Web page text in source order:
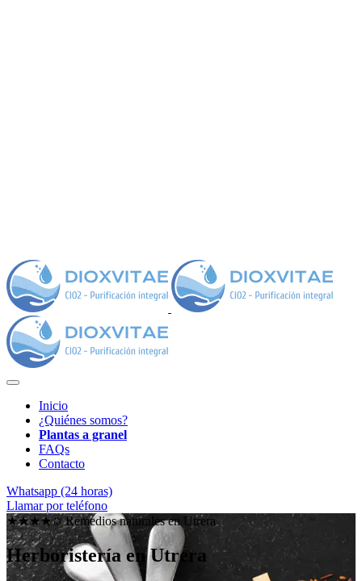
Inicio
¿Quiénes somos?
Plantas a granel
FAQs
Contacto
Whatsapp (24 horas)
Llamar por teléfono
★★★★✩ Remedios naturales en Utrera
Herboristería en Utrera